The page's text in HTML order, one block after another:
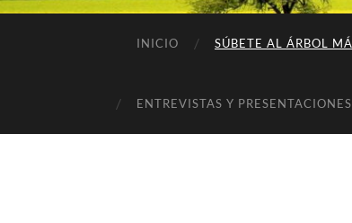
INICIO SÚBETE AL ÁRBOL
ENTREVISTAS Y PRESENTACIONES